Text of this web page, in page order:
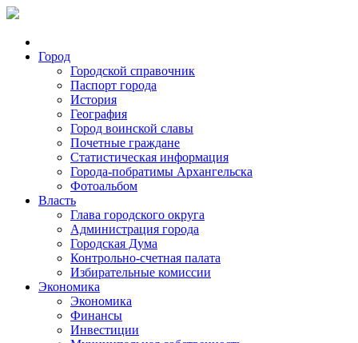
Город
Городской справочник
Паспорт города
История
География
Город воинской славы
Почетные граждане
Статистическая информация
Города-побратимы Архангельска
Фотоальбом
Власть
Глава городского округа
Администрация города
Городская Дума
Контрольно-счетная палата
Избирательные комиссии
Экономика
Экономика
Финансы
Инвестиции